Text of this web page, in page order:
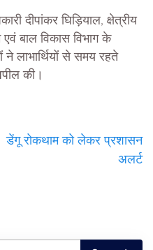
दीपांकर घिड़ियाल, क्षेत्रीय
एवं बाल विकास विभाग के
ने लाभार्थियों से समय रहते
की।
डेंगू रोकथाम को लेकर प्रशासन
अलर्ट